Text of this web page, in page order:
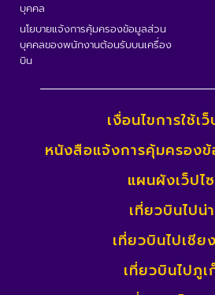
บุคคล
นโยบายแจ้งการคุ้มครองข้อมูลส่วน
บุคคลของพนักงานต้อนรับบนเครื่อง
บิน
เงื่อนไขการใช้เ
หนังสือแจ้งการคุ้มครอง
แผนผังเว็ปไ
เที่ยวบินไปน่
เที่ยวบินไปเชีย
เที่ยวบินไปภู